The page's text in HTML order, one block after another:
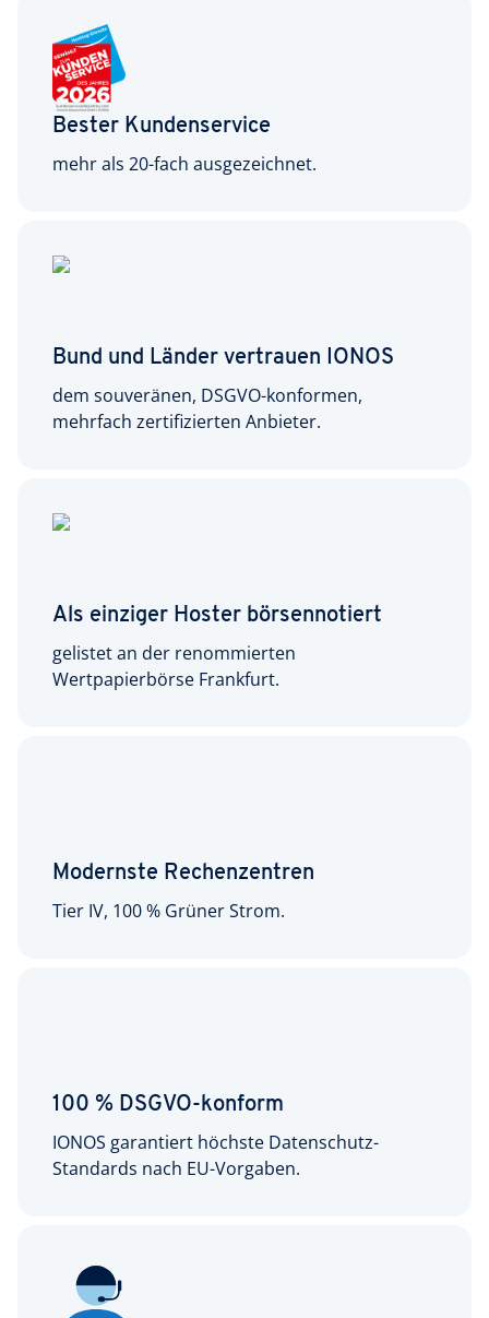
Bester Kundenservice
mehr als 20-fach ausgezeichnet.
Bund und Länder vertrauen IONOS
dem souveränen, DSGVO-konformen,
mehrfach zertifizierten Anbieter.
Als einziger Hoster börsennotiert
gelistet an der renommierten
Wertpapierbörse Frankfurt.
Modernste Rechenzentren
Tier IV, 100 % Grüner Strom.
100 % DSGVO-konform
IONOS garantiert höchste Datenschutz-
Standards nach EU-Vorgaben.